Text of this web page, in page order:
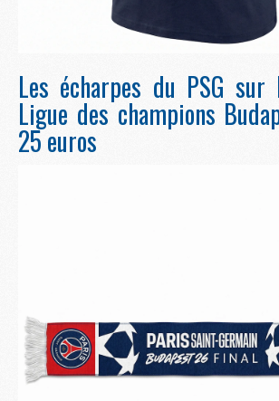
Les écharpes du PSG
Ligue des champions
25 euros